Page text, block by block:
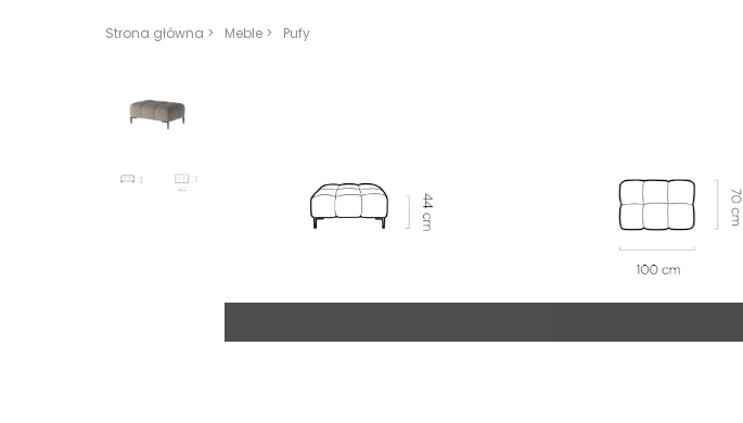
Strona główna > Meble > Pufy